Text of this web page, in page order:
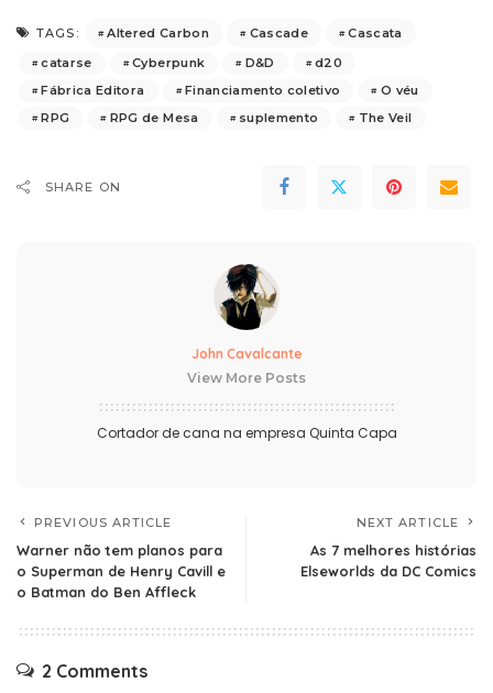
TAGS: Altered Carbon Cascade
Cascata
catarse
Cyberpunk D&D
d20
Fábrica Editora
Financiamento coletivo
O véu
RPG
RPG de Mesa suplemento The Veil
SHARE ON
John Cavalcante
View More Posts
Cortador de cana na empresa Quinta Capa
PREVIOUS ARTICLE
Warner não tem planos para
o Superman de Henry Cavill e
o Batman do Ben Affleck
NEXT ARTICLE
As 7 melhores histórias
Elseworlds da DC Comics
2 Comments